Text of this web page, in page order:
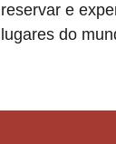
reservar e
lugares do